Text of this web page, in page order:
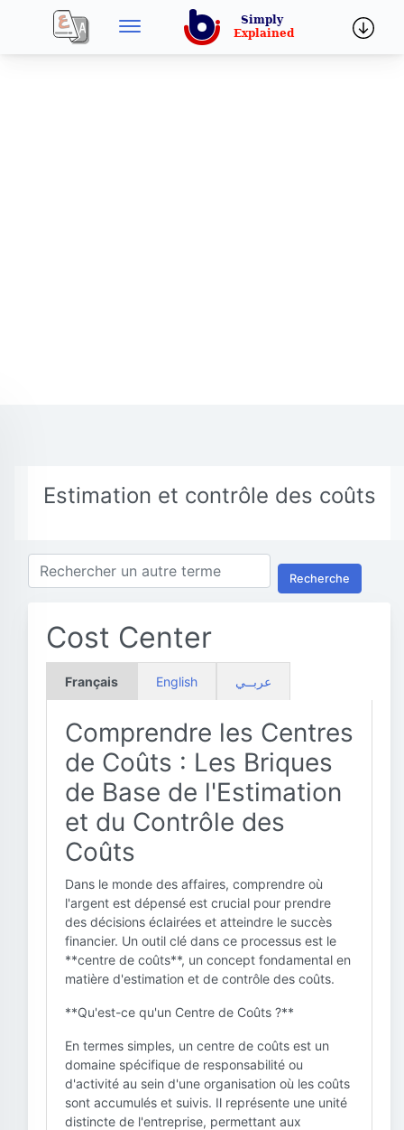
Estimation et contrôle des coûts
Recherche
Cost Center
Français English عربــي
Comprendre les Centres
de Coûts : Les Briques
de Base de l'Estimation
et du Contrôle des
Coûts
Dans le monde des affaires, comprendre où
l'argent est dépensé est crucial pour prendre
des décisions éclairées et atteindre le succès
financier. Un outil clé dans ce processus est le
**centre de coûts**, un concept fondamental en
matière d'estimation et de contrôle des coûts.
**Qu'est-ce qu'un Centre de Coûts ?**
En termes simples, un centre de coûts est un
domaine spécifique de responsabilité ou
d'activité au sein d'une organisation où les coûts
sont accumulés et suivis. Il représente une unité
distincte de l'entreprise, permettant aux